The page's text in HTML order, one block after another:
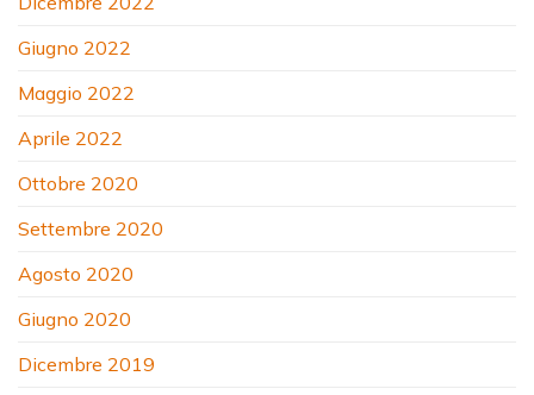
Giugno 2022
Maggio 2022
Aprile 2022
Ottobre 2020
Settembre 2020
Agosto 2020
Giugno 2020
Dicembre 2019